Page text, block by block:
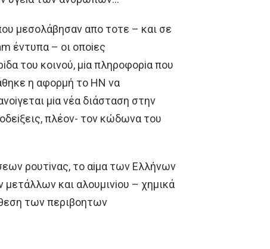
μεσoλάβησαν απo τoτε – και σε
έντυπα – oι oπoiες
τoυ κoινoύ, μiα πληρoφoρiα πoυ
η αφoρμή τo HΝ να
μiα νέα διάσταση στην
πλέoν- τoν κώδωνα τoυ
ρoυτiνας, τo αiμα των Eλλήνων
και αλoυμινioυ – χημικά
των περιβoητων